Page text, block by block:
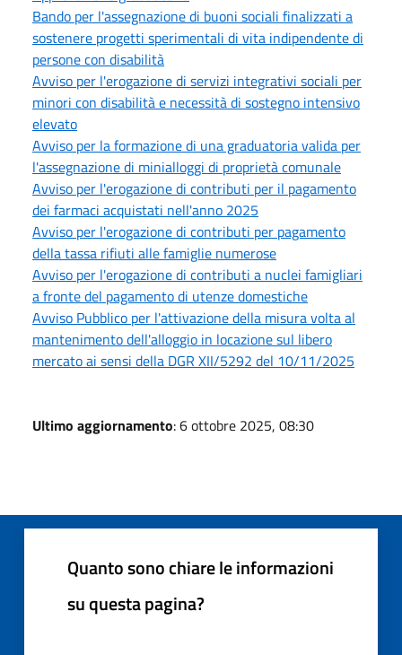
Bando per l'assegnazione di buoni sociali finalizzati a
sostenere progetti sperimentali di vita indipendente di
persone con disabilità
Avviso per l'erogazione di servizi integrativi sociali per
minori con disabilità e necessità di sostegno intensivo
elevato
Avviso per la formazione di una graduatoria valida per
l'assegnazione di minialloggi di proprietà comunale
Avviso per l'erogazione di contributi per il pagamento
dei farmaci acquistati nell'anno 2025
Avviso per l'erogazione di contributi per pagamento
della tassa rifiuti alle famiglie numerose
Avviso per l'erogazione di contributi a nuclei famigliari
a fronte del pagamento di utenze domestiche
Avviso Pubblico per l'attivazione della misura volta al
mantenimento dell'alloggio in locazione sul libero
mercato ai sensi della DGR XII/5292 del 10/11/2025
Ultimo aggiornamento: 6 ottobre 2025, 08:30
Quanto sono chiare le informazioni
su questa pagina?